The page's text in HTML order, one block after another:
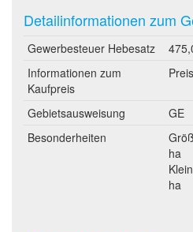
Detailinformationen zum
Gewerbesteuer Hebesatz
Informationen zum
Kaufpreis
Gebietsausweisung
GE
Besonderheiten
ha
ha